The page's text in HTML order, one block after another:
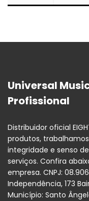
Universal
Profissional
Distribuidor oficial
produtos,
integridade e senso
serviços. Confira
empresa. CNPJ:
Independência, 173
Município: Santo